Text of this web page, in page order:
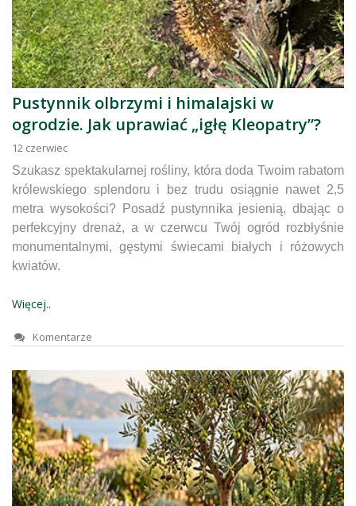
Pustynnik olbrzymi i himalajski w
ogrodzie. Jak uprawiać „igłę Kleopatry”?
12 czerwiec
Szukasz spektakularnej rośliny, która doda Twoim rabatom
królewskiego splendoru i bez trudu osiągnie nawet 2,5
metra wysokości? Posadź pustynnika jesienią, dbając o
perfekcyjny drenaż, a w czerwcu Twój ogród rozbłyśnie
monumentalnymi, gęstymi świecami białych i różowych
kwiatów.
Więcej..
Komentarze